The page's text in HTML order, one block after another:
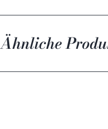
Ähnliche